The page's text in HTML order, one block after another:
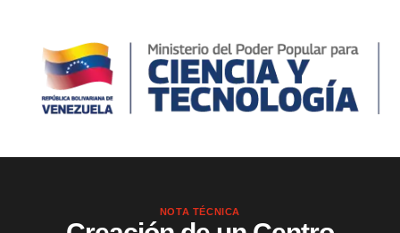
NOTA TÉCNICA